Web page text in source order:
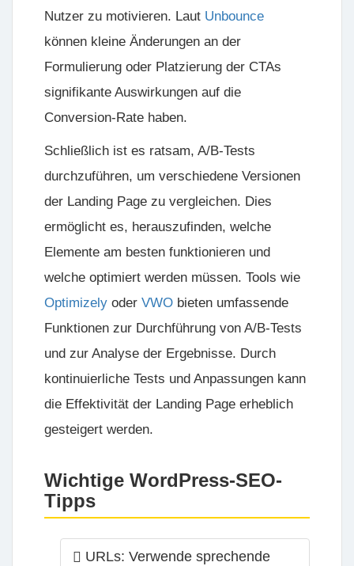
Nutzer zu motivieren. Laut Unbounce
können kleine Änderungen an der
Formulierung oder Platzierung der CTAs
signifikante Auswirkungen auf die
Conversion-Rate haben.
Schließlich ist es ratsam, A/B-Tests
durchzuführen, um verschiedene Versionen
der Landing Page zu vergleichen. Dies
ermöglicht es, herauszufinden, welche
Elemente am besten funktionieren und
welche optimiert werden müssen. Tools wie
Optimizely oder VWO bieten umfassende
Funktionen zur Durchführung von A/B-Tests
und zur Analyse der Ergebnisse. Durch
kontinuierliche Tests und Anpassungen kann
die Effektivität der Landing Page erheblich
gesteigert werden.
Wichtige WordPress-SEO-
Tipps
URLs: Verwende sprechende